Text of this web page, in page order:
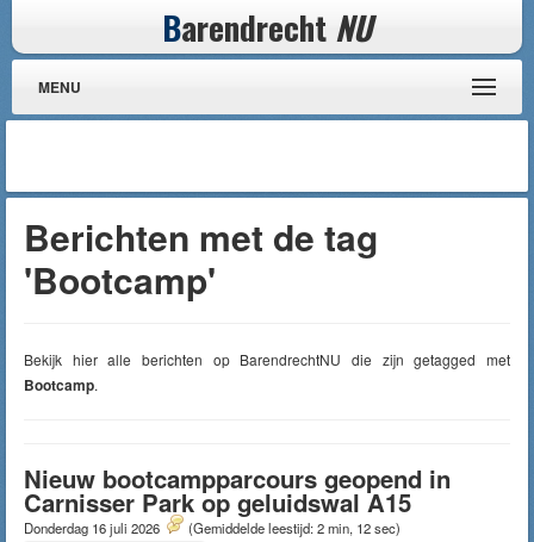
Barendrecht NU
MENU
Berichten met de tag
'Bootcamp'
Bekijk hier alle berichten op BarendrechtNU die zijn getagged met
Bootcamp.
Nieuw bootcampparcours geopend in
Carnisser Park op geluidswal A15
Donderdag 16 juli 2026 (Gemiddelde leestijd: 2 min, 12 sec)